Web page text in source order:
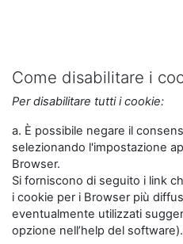
Come disabilitare i
Per disabilitare tutti i cookie:
a. È possibile negare il
selezionando l'impostazione
Browser.
Si forniscono di seguito i link
i cookie per i Browser più
eventualmente utilizzati
opzione nell’help del software).